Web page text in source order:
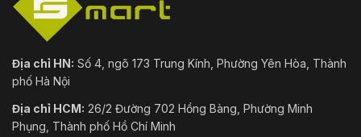
Địa chỉ HN: Số 4, ngõ 173 Trung Kính, Phường Yên Hòa, Thành
phố Hà Nội
Địa chỉ HCM: 26/2 Đường 702 Hồng Bàng, Phường Minh
Phụng, Thành phố Hồ Chí Minh